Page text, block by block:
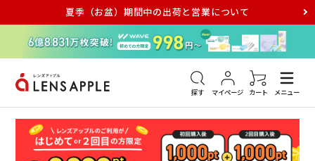
夏季（お盆）期間中の出荷と営業について
探す マイページ カート メニュー
アキュビュー メダリスト メガネ